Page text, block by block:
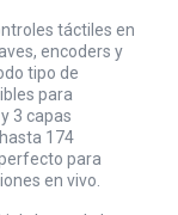
táctiles en
encoders y
tipo de
para
3 capas
174
para
en vivo.